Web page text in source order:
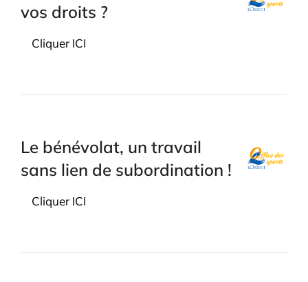
vos droits ?
Cliquer ICI
Le bénévolat, un travail
sans lien de subordination !
Cliquer ICI